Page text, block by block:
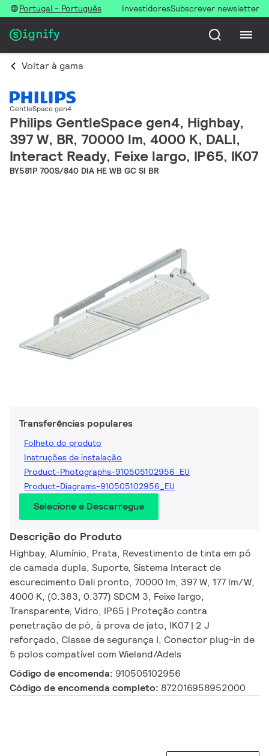
Portugal - Português InvestidoresSubscrever newsletter
Voltar à gama
GentleSpace gen4
Philips GentleSpace gen4, Highbay,
397 W, BR, 70000 lm, 4000 K, DALI,
Interact Ready, Feixe largo, IP65, IK07
BY581P 700S/840 DIA HE WB GC SI BR
Transferências populares
Folheto do produto
Instruções de instalação
Product-Photographs-910505102956_EU
Product-Diagrams-910505102956_EU
Selecione e Descarregue
Descrição do Produto
Highbay, Alumínio, Prata, Revestimento de tinta em pó
de camada dupla, Suporte, Sistema Interact de
escurecimento Dali pronto, 70000 lm, 397 W, 177 lm/W,
4000 K, (0.383, 0.377) SDCM 3, Feixe largo,
Transparente, Vidro, IP65 | Proteção contra
penetração de pó, à prova de jato, IK07 | 2 J
reforçado, Classe de segurança I, Conector plug-in de
5 polos compatível com Wieland/Adels
Código de encomenda: 910505102956
Código de encomenda completo: 872016958952000